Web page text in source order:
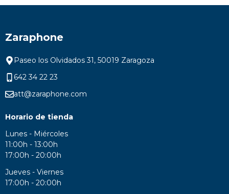
Zaraphone
Paseo los Olvidados 31, 50019 Zaragoza
642 34 22 23
att@zaraphone.com
Horario de tienda
Lunes - Miércoles
11:00h - 13:00h
17:00h - 20:00h
Jueves - Viernes
17:00h - 20:00h